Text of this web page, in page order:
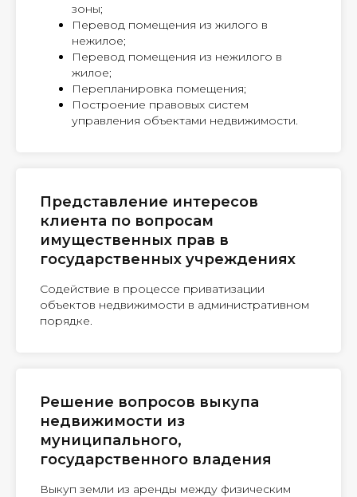
зоны;
Перевод помещения из жилого в
нежилое;
Перевод помещения из нежилого в
жилое;
Перепланировка помещения;
Построение правовых систем
управления объектами недвижимости.
Представление интересов
клиента по вопросам
имущественных прав в
государственных учреждениях
Содействие в процессе приватизации
объектов недвижимости в административном
порядке.
Решение вопросов выкупа
недвижимости из
муниципального,
государственного владения
Выкуп земли из аренды между физическим